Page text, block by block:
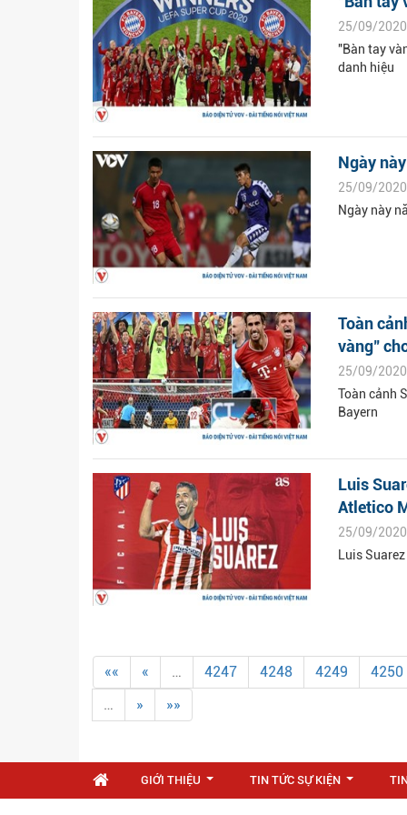
25/09/2020
"Bàn tay
danh hiệu
Ngày
25/09/2020
Ngày này
Toàn
vàng"
25/09/2020
Toàn cảnh
Bayern
Luis
Atletico
25/09/2020
Luis
«« « … 4247 4248 4249 4250
…
» »»
GIỚI THIỆU TIN TỨC SỰ KIỆN